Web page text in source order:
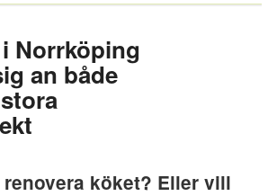
Norrköping
an både
köket? Eller vill